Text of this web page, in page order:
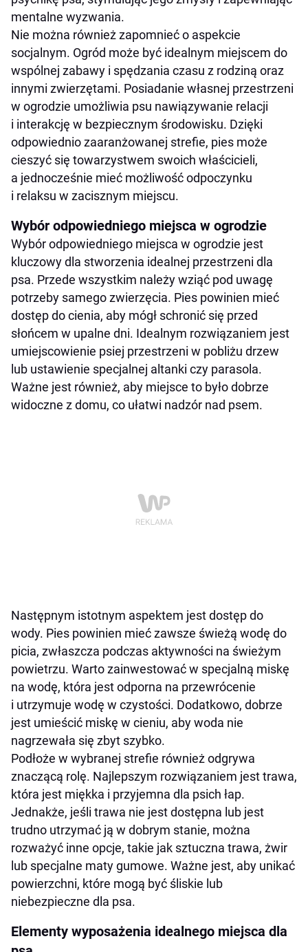
mentalne wyzwania.
Nie można również zapomnieć o aspekcie
socjalnym. Ogród może być idealnym miejscem do
wspólnej zabawy i spędzania czasu z rodziną oraz
innymi zwierzętami. Posiadanie własnej przestrzeni
w ogrodzie umożliwia psu nawiązywanie relacji
i interakcję w bezpiecznym środowisku. Dzięki
odpowiednio zaaranżowanej strefie, pies może
cieszyć się towarzystwem swoich właścicieli,
a jednocześnie mieć możliwość odpoczynku
i relaksu w zacisznym miejscu.
Wybór odpowiedniego miejsca w ogrodzie
Wybór odpowiedniego miejsca w ogrodzie jest
kluczowy dla stworzenia idealnej przestrzeni dla
psa. Przede wszystkim należy wziąć pod uwagę
potrzeby samego zwierzęcia. Pies powinien mieć
dostęp do cienia, aby mógł schronić się przed
słońcem w upalne dni. Idealnym rozwiązaniem jest
umiejscowienie psiej przestrzeni w pobliżu drzew
lub ustawienie specjalnej altanki czy parasola.
Ważne jest również, aby miejsce to było dobrze
widoczne z domu, co ułatwi nadzór nad psem.
Następnym istotnym aspektem jest dostęp do
wody. Pies powinien mieć zawsze świeżą wodę do
picia, zwłaszcza podczas aktywności na świeżym
powietrzu. Warto zainwestować w specjalną miskę
na wodę, która jest odporna na przewrócenie
i utrzymuje wodę w czystości. Dodatkowo, dobrze
jest umieścić miskę w cieniu, aby woda nie
nagrzewała się zbyt szybko.
Podłoże w wybranej strefie również odgrywa
znaczącą rolę. Najlepszym rozwiązaniem jest trawa,
która jest miękka i przyjemna dla psich łap.
Jednakże, jeśli trawa nie jest dostępna lub jest
trudno utrzymać ją w dobrym stanie, można
rozważyć inne opcje, takie jak sztuczna trawa, żwir
lub specjalne maty gumowe. Ważne jest, aby unikać
powierzchni, które mogą być śliskie lub
niebezpieczne dla psa.
Elementy wyposażenia idealnego miejsca dla